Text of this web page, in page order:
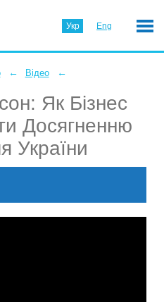
Укр Eng
← Відео ←
Як Бізнес
Досягненню
України